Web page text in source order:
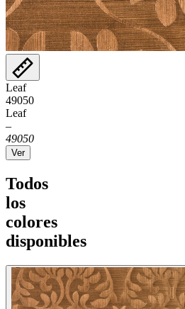
Leaf
49050
Leaf
–
49050
Ver
Todos
los
colores
disponibles